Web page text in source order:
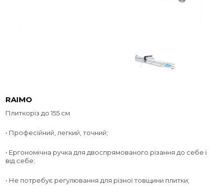
RAIMO
Плиткоріз до 155 см
• Професійний, легкий, точний;
• Ергономічна ручка для двоспрямованого різання до себе і
від себе;
• Не потребує регулювання для різної товщини плитки;